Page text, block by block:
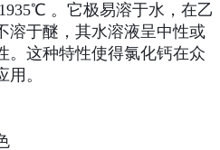
。它极易溶于水，在乙
溶于醚，其水溶液呈中性或
。这种特性使得氯化钙在众
。